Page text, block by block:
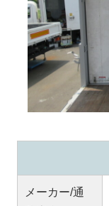
メーカー/通